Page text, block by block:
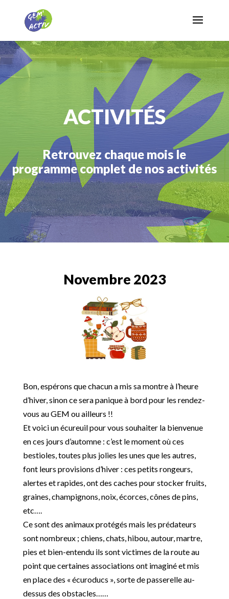
ACTIVITÉS
Retrouvez chaque mois le
programme complet de nos activités
Novembre 2023
Bon, espérons que chacun a mis sa montre à l’heure
d’hiver, sinon ce sera panique à bord pour les rendez-
vous au GEM ou ailleurs !!
Et voici un écureuil pour vous souhaiter la bienvenue
en ces jours d’automne : c’est le moment où ces
bestioles, toutes plus jolies les unes que les autres,
font leurs provisions d’hiver : ces petits rongeurs,
alertes et rapides, ont des caches pour stocker fruits,
graines, champignons, noix, écorces, cônes de pins,
etc….
Ce sont des animaux protégés mais les prédateurs
sont nombreux ; chiens, chats, hibou, autour, martre,
pies et bien-entendu ils sont victimes de la route au
point que certaines associations ont imaginé et mis
en place des « écuroducs », sorte de passerelle au-
dessus des obstacles……